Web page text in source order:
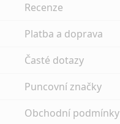
Recenze
Platba a doprava
Časté dotazy
Puncovní značky
Obchodní podmínky